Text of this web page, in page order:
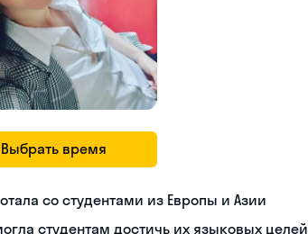
Выбрать время
со студентами из Европы и Азии
студентам достичь их языковых целей